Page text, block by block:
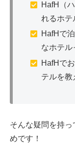
HafH（
れるホテ
HafHで
なホテル
HafHで
テルを教
そんな疑問を持
めです！